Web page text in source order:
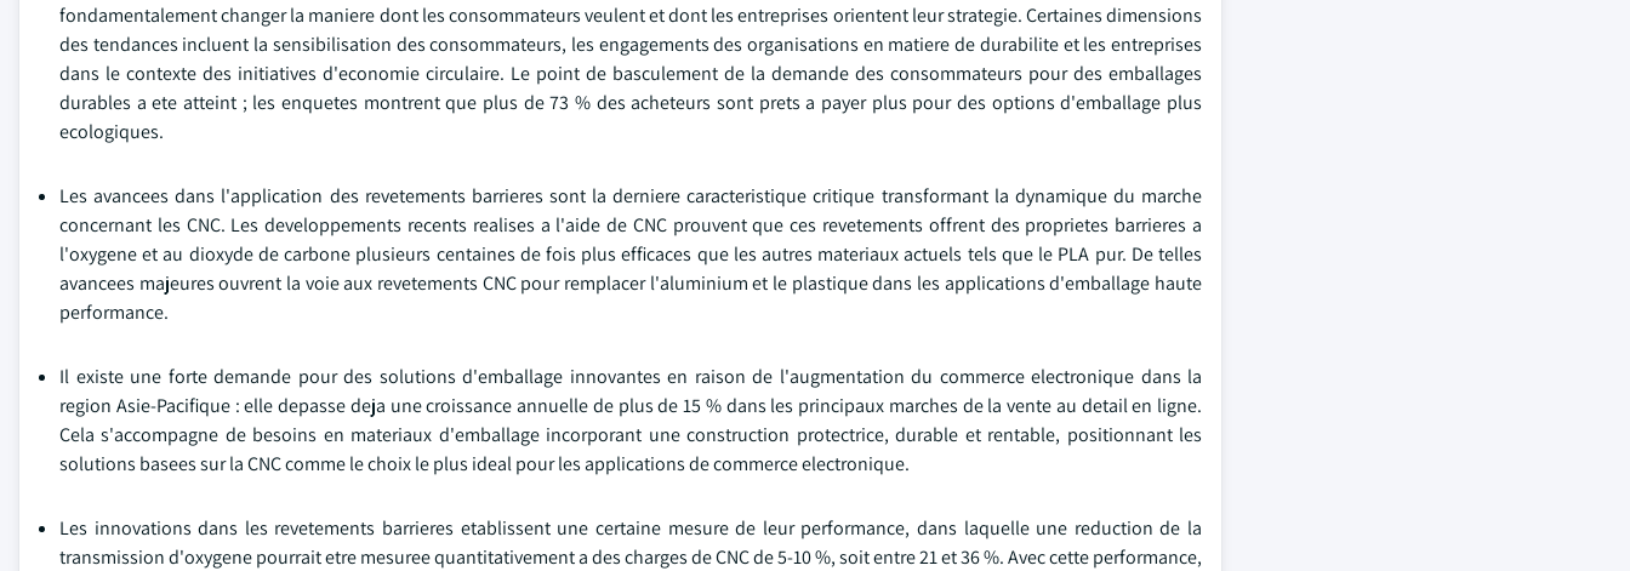
fondamentalement changer la maniere dont les consommateurs veulent et dont les entreprises orientent leur strategie. Certaines dimensions
des tendances incluent la sensibilisation des consommateurs, les engagements des organisations en matiere de durabilite et les entreprises
dans le contexte des initiatives d'economie circulaire. Le point de basculement de la demande des consommateurs pour des emballages
durables a ete atteint ; les enquetes montrent que plus de 73 % des acheteurs sont prets a payer plus pour des options d'emballage plus
ecologiques.
Les avancees dans l'application des revetements barrieres sont la derniere caracteristique critique transformant la dynamique du marche
concernant les CNC. Les developpements recents realises a l'aide de CNC prouvent que ces revetements offrent des proprietes barrieres a
l'oxygene et au dioxyde de carbone plusieurs centaines de fois plus efficaces que les autres materiaux actuels tels que le PLA pur. De telles
avancees majeures ouvrent la voie aux revetements CNC pour remplacer l'aluminium et le plastique dans les applications d'emballage haute
performance.
Il existe une forte demande pour des solutions d'emballage innovantes en raison de l'augmentation du commerce electronique dans la
region Asie-Pacifique : elle depasse deja une croissance annuelle de plus de 15 % dans les principaux marches de la vente au detail en ligne.
Cela s'accompagne de besoins en materiaux d'emballage incorporant une construction protectrice, durable et rentable, positionnant les
solutions basees sur la CNC comme le choix le plus ideal pour les applications de commerce electronique.
Les innovations dans les revetements barrieres etablissent une certaine mesure de leur performance, dans laquelle une reduction de la
transmission d'oxygene pourrait etre mesuree quantitativement a des charges de CNC de 5-10 %, soit entre 21 et 36 %. Avec cette performance,